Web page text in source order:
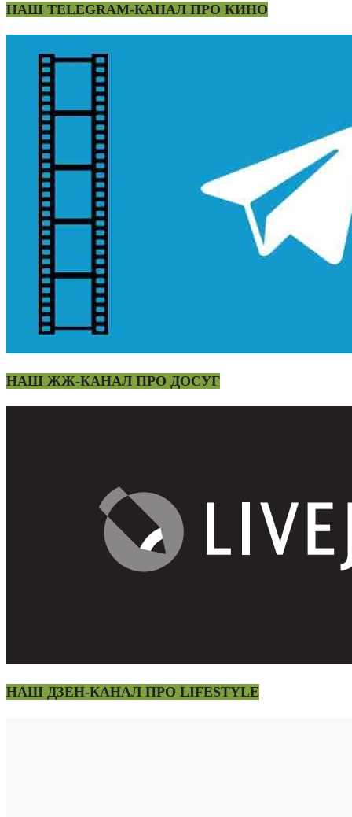
НАШ TELEGRAM-КАНАЛ ПРО КИНО
НАШ ЖЖ-КАНАЛ ПРО ДОСУГ
НАШ ДЗЕН-КАНАЛ ПРО LIFESTYLE